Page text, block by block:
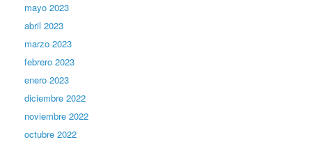
mayo 2023
abril 2023
marzo 2023
febrero 2023
enero 2023
diciembre 2022
noviembre 2022
octubre 2022